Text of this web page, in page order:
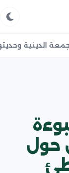
الدينية
حول